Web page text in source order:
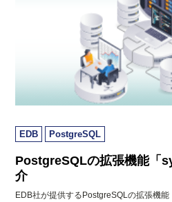
EDB PostgreSQL
PostgreSQLの拡張機能「
介
EDB社が提供するPostgreSQLの拡張機